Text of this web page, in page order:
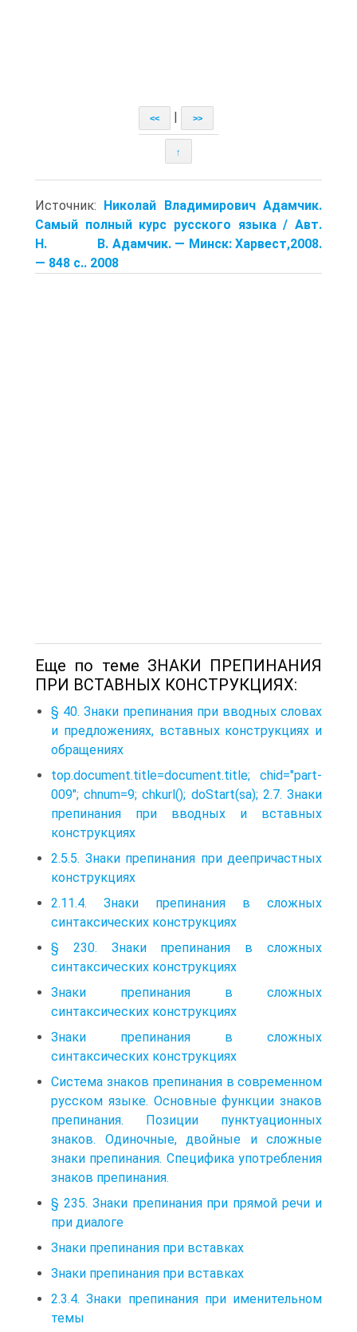
<< >>
↑
Источник: Николай Владимирович Адамчик.
Самый полный курс русского языка / Авт.
Н. В. Адамчик. — Минск: Харвест,2008.
— 848 с.. 2008
Еще по теме ЗНАКИ ПРЕПИНАНИЯ
ПРИ ВСТАВНЫХ КОНСТРУКЦИЯХ:
§ 40. Знаки препинания при вводных словах
и предложениях, вставных конструкциях и
обращениях
top.document.title=document.title; chid="part-
009"; chnum=9; chkurl(); doStart(sa); 2.7. Знаки
препинания при вводных и вставных
конструкциях
2.5.5. Знаки препинания при деепричастных
конструкциях
2.11.4. Знаки препинания в сложных
синтаксических конструкциях
§ 230. Знаки препинания в сложных
синтаксических конструкциях
Знаки препинания в сложных
синтаксических конструкциях
Знаки препинания в сложных
синтаксических конструкциях
Система знаков препинания в современном
русском языке. Основные функции знаков
препинания. Позиции пунктуационных
знаков. Одиночные, двойные и сложные
знаки препинания. Специфика употребления
знаков препинания.
§ 235. Знаки препинания при прямой речи и
при диалоге
Знаки препинания при вставках
Знаки препинания при вставках
2.3.4. Знаки препинания при именительном
темы